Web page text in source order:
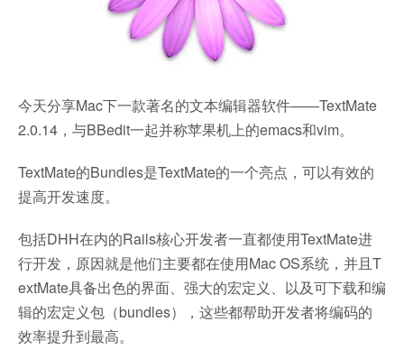
今天分享Mac下一款著名的文本编辑器软件——TextMate
2.0.14，与BBedit一起并称苹果机上的emacs和vim。
TextMate的Bundles是TextMate的一个亮点，可以有效的
提高开发速度。
包括DHH在内的Rails核心开发者一直都使用TextMate进
行开发，原因就是他们主要都在使用Mac OS系统，并且T
extMate具备出色的界面、强大的宏定义、以及可下载和编
辑的宏定义包（bundles），这些都帮助开发者将编码的
效率提升到最高。